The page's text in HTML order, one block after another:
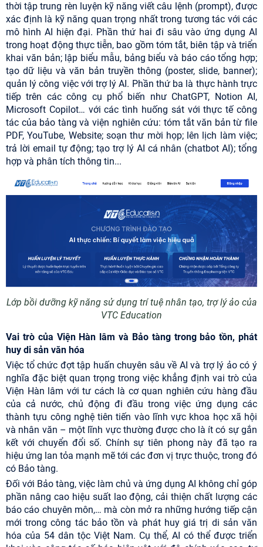
thời tập trung rèn luyện kỹ năng viết câu lệnh (prompt), được
xác định là kỹ năng quan trọng nhất trong tương tác với các
mô hình AI hiện đại. Phần thứ hai đi sâu vào ứng dụng AI
trong hoạt động thực tiễn, bao gồm tóm tắt, biên tập và triển
khai văn bản; lập biểu mẫu, bảng biểu và báo cáo tổng hợp;
tạo dữ liệu và văn bản truyền thông (poster, slide, banner);
quản lý công việc với trợ lý AI. Phần thứ ba là thực hành trực
tiếp trên các công cụ phổ biến như ChatGPT, Notion AI,
Microsoft Copilot… với các tình huống sát với thực tế công
tác của bảo tàng và viện nghiên cứu: tóm tắt văn bản từ file
PDF, YouTube, Website; soạn thư mời họp; lên lịch làm việc;
trả lời email tự động; tạo trợ lý AI cá nhân (chatbot AI); tổng
hợp và phân tích thông tin...
Lớp bồi dưỡng kỹ năng sử dụng trí tuệ nhân tạo, trợ lý ảo của
VTC Education
Vai trò của Viện Hàn lâm và Bảo tàng trong bảo tồn, phát
huy di sản văn hóa
Việc tổ chức đợt tập huấn chuyên sâu về AI và trợ lý ảo có ý
nghĩa đặc biệt quan trọng trong việc khẳng định vai trò của
Viện Hàn lâm với tư cách là cơ quan nghiên cứu hàng đầu
của cả nước, chủ động đi đầu trong việc ứng dụng các
thành tựu công nghệ tiên tiến vào lĩnh vực khoa học xã hội
và nhân văn – một lĩnh vực thường được cho là ít có sự gắn
kết với chuyển đổi số. Chính sự tiên phong này đã tạo ra
hiệu ứng lan tỏa mạnh mẽ tới các đơn vị trực thuộc, trong đó
có Bảo tàng.
Đối với Bảo tàng, việc làm chủ và ứng dụng AI không chỉ góp
phần nâng cao hiệu suất lao động, cải thiện chất lượng các
báo cáo chuyên môn,… mà còn mở ra những hướng tiếp cận
mới trong công tác bảo tồn và phát huy giá trị di sản văn
hóa của 54 dân tộc Việt Nam. Cụ thể, AI có thể được triển